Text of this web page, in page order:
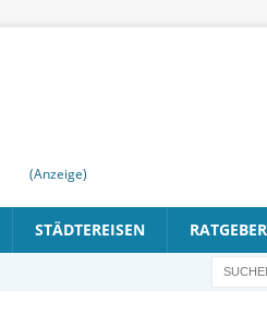
(Anzeige)
STÄDTEREISEN